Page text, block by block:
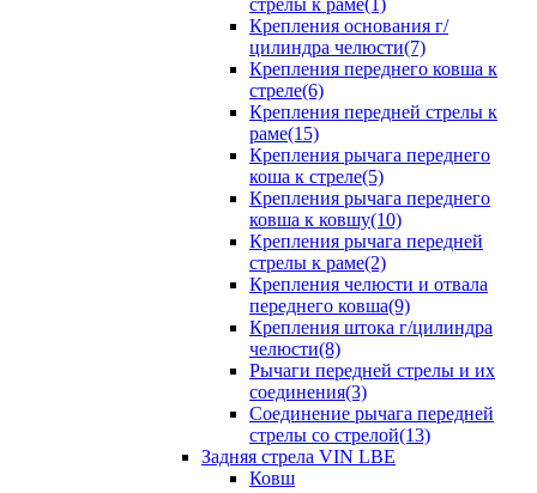
стрелы к раме(1)
Крепления основания г/
цилиндра челюсти(7)
Крепления переднего ковша к
стреле(6)
Крепления передней стрелы к
раме(15)
Крепления рычага переднего
коша к стреле(5)
Крепления рычага переднего
ковша к ковшу(10)
Крепления рычага передней
стрелы к раме(2)
Крепления челюсти и отвала
переднего ковша(9)
Крепления штока г/цилиндра
челюсти(8)
Рычаги передней стрелы и их
соединения(3)
Соединение рычага передней
стрелы со стрелой(13)
Задняя стрела VIN LBE
Ковш